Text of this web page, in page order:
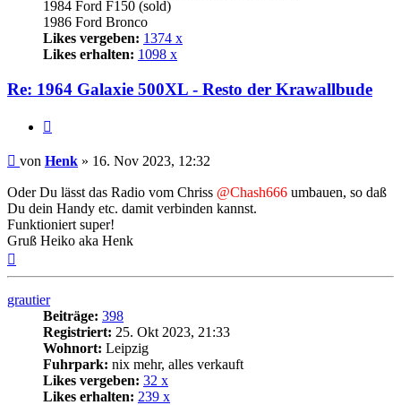
1984 Ford F150 (sold)
1986 Ford Bronco
Likes vergeben: 1374 x
Likes erhalten: 1098 x
Re: 1964 Galaxie 500XL - Resto der Krawallbude
Beitrag
von Henk » 16. Nov 2023, 12:32
Oder Du lässt das Radio vom Chriss @Chash666 umbauen, so daß
Du dein Handy etc. damit verbinden kannst.
Funktioniert super!
Gruß Heiko aka Henk
grautier
Beiträge: 398
Registriert: 25. Okt 2023, 21:33
Wohnort: Leipzig
Fuhrpark: nix mehr, alles verkauft
Likes vergeben: 32 x
Likes erhalten: 239 x